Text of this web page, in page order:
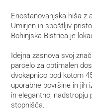
Enostanovanjska hiša z
Umirjen in spoštljiv
Bohinjska Bistrica je
Idejna zasnova svoj
parcelo za optimalen
dvokapnico pod kotom
uporabne površine in jih
in elegantno,
stopnišča.